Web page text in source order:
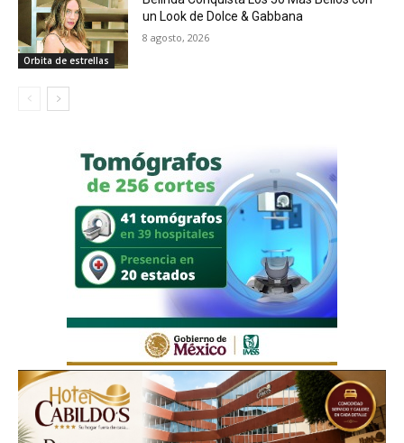
Orbita de estrellas
un Look de Dolce & Gabbana
8 agosto, 2026